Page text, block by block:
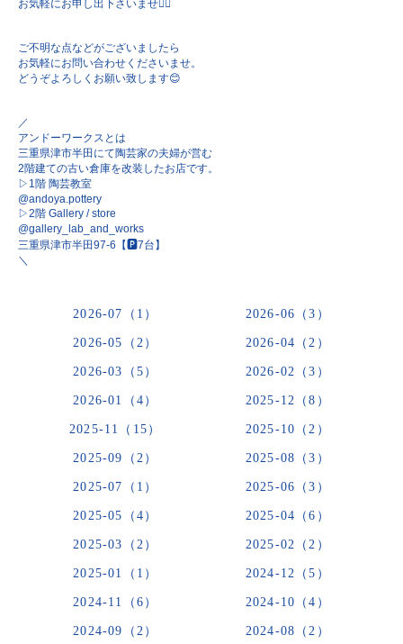
お気軽にお申し出下さいませ🙇‍♀️
ご不明な点などがございましたら
お気軽にお問い合わせくださいませ。
どうぞよろしくお願い致します😊
／
アンドーワークスとは
三重県津市半田にて陶芸家の夫婦が営む
2階建ての古い倉庫を改装したお店です。
▷1階 陶芸教室
@andoya.pottery
▷2階 Gallery / store
@gallery_lab_and_works
三重県津市半田97-6【🅿︎7台】
＼
2026-07（1） 2026-06（3）
2026-05（2） 2026-04（2）
2026-03（5） 2026-02（3）
2026-01（4） 2025-12（8）
2025-11（15） 2025-10（2）
2025-09（2） 2025-08（3）
2025-07（1） 2025-06（3）
2025-05（4） 2025-04（6）
2025-03（2） 2025-02（2）
2025-01（1） 2024-12（5）
2024-11（6） 2024-10（4）
2024-09（2） 2024-08（2）